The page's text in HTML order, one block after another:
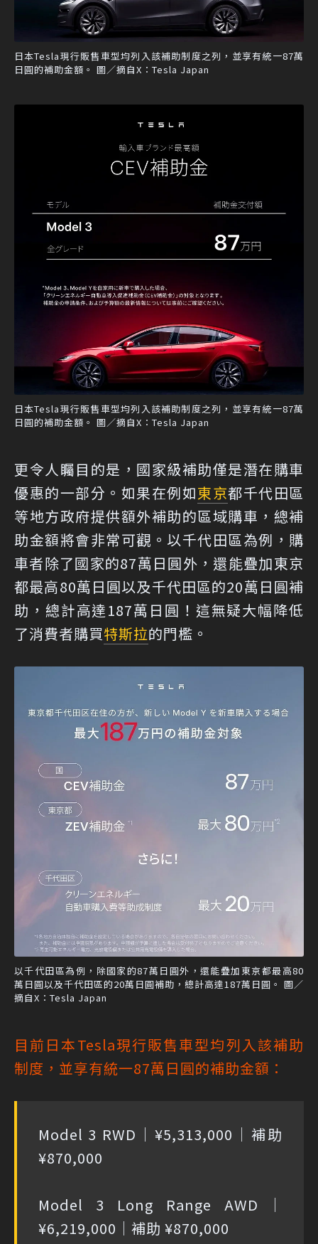
日本Tesla現行販售車型均列入該補助制度之列，並享有統一87萬
日圓的補助金額。 圖／摘自X：Tesla Japan
日本Tesla現行販售車型均列入該補助制度之列，並享有統一87萬
日圓的補助金額。 圖／摘自X：Tesla Japan
更令人矚目的是，國家級補助僅是潛在購車
優惠的一部分。如果在例如東京都千代田區
等地方政府提供額外補助的區域購車，總補
助金額將會非常可觀。以千代田區為例，購
車者除了國家的87萬日圓外，還能疊加東京
都最高80萬日圓以及千代田區的20萬日圓補
助，總計高達187萬日圓！這無疑大幅降低
了消費者購買特斯拉的門檻。
以千代田區為例，除國家的87萬日圓外，還能疊加東京都最高80
萬日圓以及千代田區的20萬日圓補助，總計高達187萬日圓。 圖／
摘自X：Tesla Japan
目前日本Tesla現行販售車型均列入該補助
制度，並享有統一87萬日圓的補助金額：
Model 3 RWD｜¥5,313,000｜補助
¥870,000
Model 3 Long Range AWD｜
¥6,219,000｜補助 ¥870,000